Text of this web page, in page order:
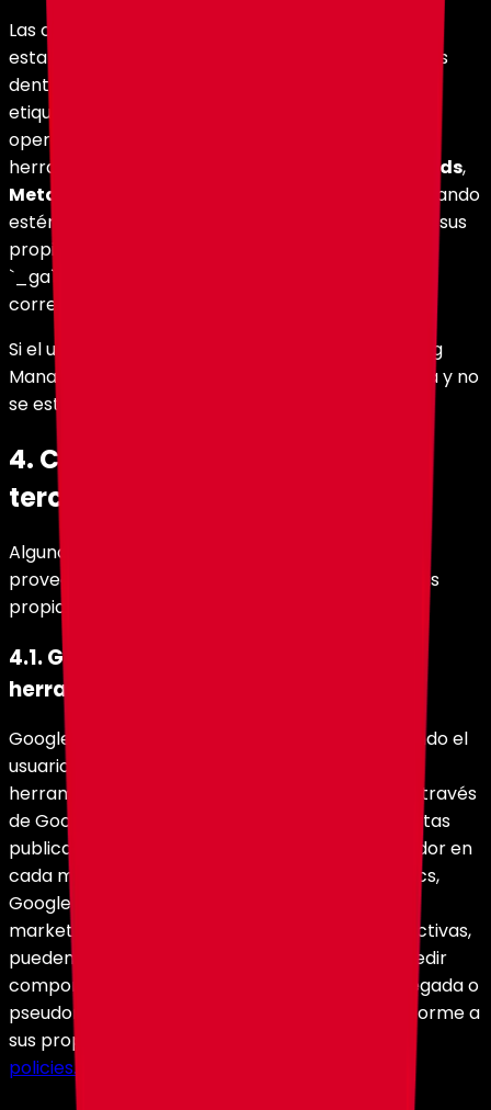
Las cookies concretas que efectivamente se
establezcan dependen de las etiquetas publicadas
dentro del contenedor en cada momento. Estas
etiquetas pueden incluir, según las necesidades
operativas y comerciales de HolyHosting,
herramientas como
Google Ads,
Meta Pixel
u otras herramientas equivalentes. Cuando
estén activas, estas etiquetas pueden establecer sus
propias cookies, por ejemplo cookies de la familia
`_ga`, `_gid` u otras asociadas al proveedor
correspondiente.
Si el usuario no acepta esta categoría, Google Tag
Manager no se carga, ninguna etiqueta se ejecuta y no
se establecen las cookies asociadas.
4. Cookies y tecnologías de
terceros
Algunas funcionalidades de holy.gg se apoyan en
proveedores externos que pueden establecer sus
propias cookies o tecnologías similares.
4.1. Google (Google Tag Manager y
herramientas asociadas)
Google Tag Manager se carga únicamente cuando el
usuario acepta la categoría de tracking. Las
herramientas que efectivamente se ejecuten a través
de Google Tag Manager dependen de las etiquetas
publicadas por HolyHosting dentro del contenedor en
cada momento, y pueden incluir Google Analytics,
Google Ads u otras herramientas de medición o
marketing. Cuando estas herramientas estén activas,
pueden establecer sus propias cookies para medir
comportamiento de navegación de forma agregada o
pseudonimizada. Google trata estos datos conforme a
sus propias políticas, disponibles en
policies.google.com/privacy